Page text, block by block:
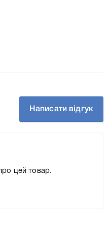
друкувальної техніки,
981X black L0R12A, що
правильність вибору.
Написати відгук
цей товар.